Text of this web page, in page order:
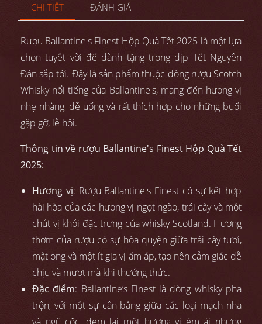
CHI TIẾT ĐÁNH GIÁ
Rượu Ballantine's Finest Hộp Quà Tết 2025 là một lựa
chọn tuyệt vời để dành tặng trong dịp Tết Nguyên
Đán sắp tới. Đây là sản phẩm thuộc dòng rượu Scotch
Whisky nổi tiếng của Ballantine's, mang đến hương vị
nhẹ nhàng, dễ uống và rất thích hợp cho những buổi
gặp gỡ, lễ hội.
Thông tin về rượu Ballantine's Finest Hộp Quà Tết
2025:
Hương vị: Rượu Ballantine's Finest có sự kết hợp
hài hòa của các hương vị ngọt ngào, trái cây và một
chút vị khói đặc trưng của whisky Scotland. Hương
thơm của rượu có sự hòa quyện giữa trái cây tươi,
mật ong và một ít gia vị ấm áp, tạo nên cảm giác dễ
chịu và mượt mà khi thưởng thức.
Đặc điểm: Ballantine’s Finest là dòng whisky pha
trộn, với một sự cân bằng giữa các loại mạch nha